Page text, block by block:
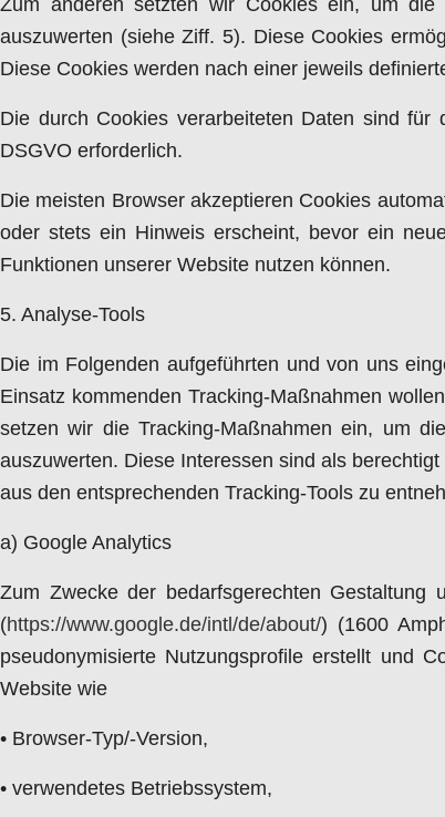
Zum anderen setzten wir Cookies ein, um
auszuwerten (siehe Ziff. 5). Diese Cookies
Diese Cookies werden nach einer jeweils
Die durch Cookies verarbeiteten Daten sind
DSGVO erforderlich.
Die meisten Browser akzeptieren Cookies
oder stets ein Hinweis erscheint, bevor ein
Funktionen unserer Website nutzen können.
5. Analyse-Tools
Die im Folgenden aufgeführten und von uns
Einsatz kommenden Tracking-Maßnahmen
setzen wir die Tracking-Maßnahmen ein, um
auszuwerten. Diese Interessen sind als
aus den entsprechenden Tracking-Tools zu
a) Google Analytics
Zum Zwecke der bedarfsgerechten Gestaltung
(https://www.google.de/intl/de/about/) (1600
pseudonymisierte Nutzungsprofile erstellt und
Website wie
• Browser-Typ/-Version,
• verwendetes Betriebssystem,